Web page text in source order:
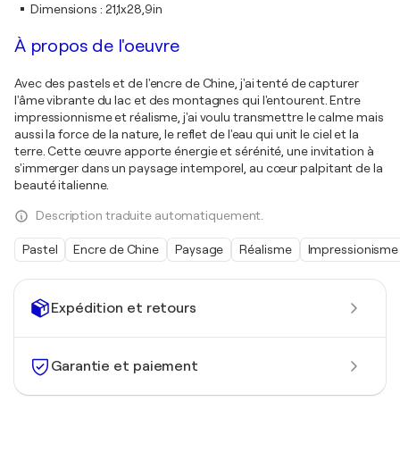
Expédition et retours
Garantie et paiement
Dimensions : 21,1x28,9in
À propos de l'oeuvre
Avec des pastels et de l'encre de Chine, j'ai tenté de capturer
l'âme vibrante du lac et des montagnes qui l'entourent. Entre
impressionnisme et réalisme, j'ai voulu transmettre le calme mais
aussi la force de la nature, le reflet de l'eau qui unit le ciel et la
terre. Cette œuvre apporte énergie et sérénité, une invitation à
s'immerger dans un paysage intemporel, au cœur palpitant de la
beauté italienne.
Description traduite automatiquement.
Pastel Encre de Chine Paysage Réalisme Impressionisme